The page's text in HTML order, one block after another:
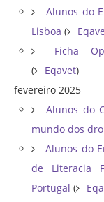
Alunos do
Lisboa (
Ficha
(
Eqavet)
fevereiro 2025
Alunos do
mundo dos
Alunos do
de Literacia
Portugal (